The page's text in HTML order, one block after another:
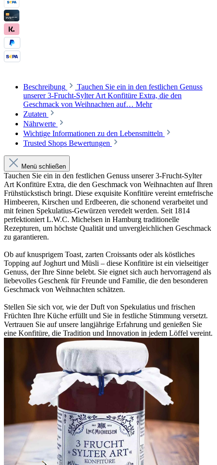
Beschreibung
Tauchen Sie ein in den festlichen Genuss
unserer 3-Frucht-Sylter Art Konfitüre Extra, die den
Geschmack von Weihnachten auf… Mehr
Zutaten
Nährwerte
Wichtige Informationen zu den Lebensmitteln
Trusted Shops Bewertungen
Menü schließen
Tauchen Sie ein in den festlichen Genuss unserer 3-Frucht-Sylter
Art Konfitüre Extra, die den Geschmack von Weihnachten auf Ihren
Frühstückstisch bringt. Diese exquisite Konfitüre vereint erntefrische
Himbeeren, Kirschen und Erdbeeren, die schonend verarbeitet und
mit feinen Spekulatius-Gewürzen veredelt werden. Seit 1814
perfektioniert L.W.C. Michelsen in Hamburg traditionelle
Rezepturen, um höchste Qualität und unvergleichlichen Geschmack
zu garantieren.
Ob auf knusprigem Toast, zarten Croissants oder als köstliches
Topping auf Joghurt und Müsli – diese Konfitüre ist ein vielseitiger
Genuss, der Ihre Sinne belebt. Sie eignet sich auch hervorragend als
liebevolles Geschenk für Freunde und Familie, die den besonderen
Geschmack von Weihnachten schätzen.
Stellen Sie sich vor, wie der Duft von Spekulatius und frischen
Früchten Ihre Küche erfüllt und Sie in festliche Stimmung versetzt.
Vertrauen Sie auf unsere langjährige Erfahrung und genießen Sie
eine Konfitüre, die Tradition und Innovation in jedem Löffel vereint.